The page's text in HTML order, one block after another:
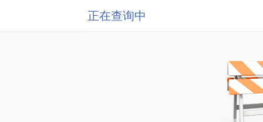
正在查询中